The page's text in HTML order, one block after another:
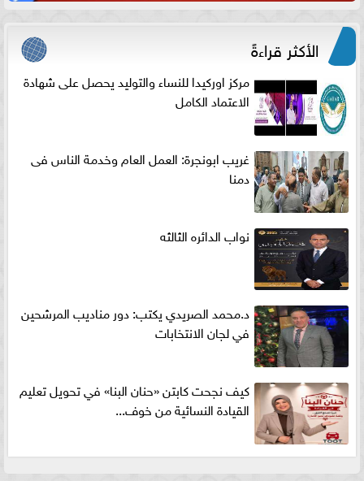
الأكثر قراءةً
مركز اوركيدا للنساء والتوليد يحصل على شهادة
الاعتماد الكامل
غريب ابونجرة: العمل العام وخدمة الناس فى
دمنا
نواب الدائره الثالثه
د.محمد الصريدي يكتب: دور مناديب المرشحين
في لجان الانتخابات
كيف نجحت كابتن «حنان البنا» في تحويل تعليم
القيادة النسائية من خوف...